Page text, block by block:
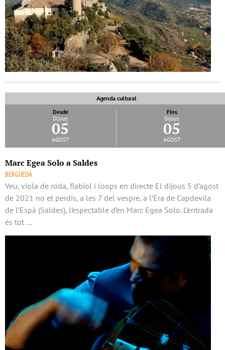
Agenda cultural
Desde
Dijous
05
agost
Fins
Dijous
05
agost
Marc Egea Solo a Saldes
BERGUEDÀ
Veu, viola de roda, flabiol i loops en directe El dijous 5 d’agost
de 2021 no et perdis, a les 7 del vespre, a l’Era de Capdevila
de l’Espà (Saldes), l’espectable d’en Marc Egea Solo. L’entrada
és tot …